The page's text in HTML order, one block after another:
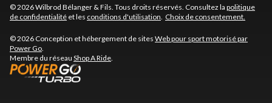
© 2026 Wilbrod Bélanger & Fils. Tous droits réservés. Consultez la politique
de confidentialité et les conditions d'utilisation. Choix de consentement.
© 2026 Conception et hébergement de sites Web pour sport motorisé par
Power Go.
Membre du réseau Shop A Ride.